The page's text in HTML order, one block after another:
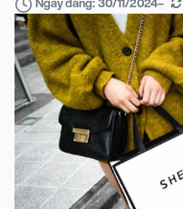
Ngày đăng: 30/11/2024–